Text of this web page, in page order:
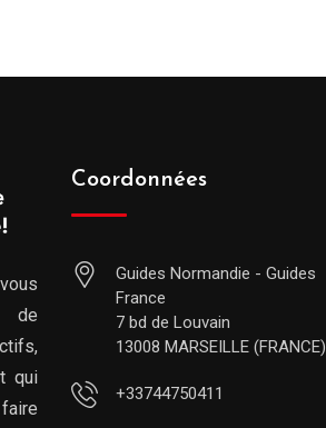
de
qui
Coordonnées
Guides Normandie - Guides
France
7 bd de Louvain
13008 MARSEILLE (FRANCE)
+33744750411